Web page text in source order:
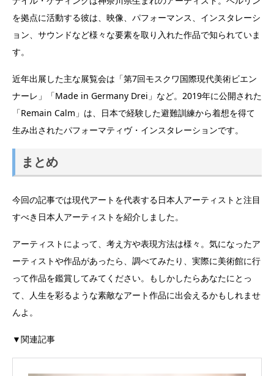
を拠点に活動する彼は、映像、パフォーマンス、インスタレーシ
ョン、サウンドなど様々な要素を取り入れた作品で知られていま
す。
近年出展した主な展覧会は「第7回モスクワ国際現代美術ビエン
ナーレ」「Made in Germany Drei」など。2019年に公開された
「Remain Calm」は、日本で経験した避難訓練から着想を得て
生み出されたパフォーマティヴ・インスタレーションです。
まとめ
今回の記事では現代アートを代表する日本人アーティストと注目
すべき日本人アーティストを紹介しました。
アーティストによって、考え方や表現方法は様々。気になったア
ーティストや作品があったら、調べてみたり、実際に美術館に行
って作品を鑑賞してみてください。もしかしたらあなたにとっ
て、人生を彩るような素敵なアート作品に出会えるかもしれませ
んよ。
▼関連記事